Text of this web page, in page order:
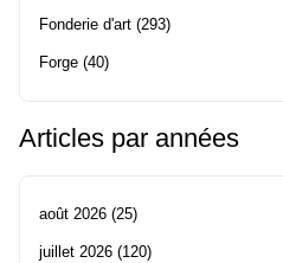
Fonderie d'art (293)
Forge (40)
Articles par années
août 2026 (25)
juillet 2026 (120)